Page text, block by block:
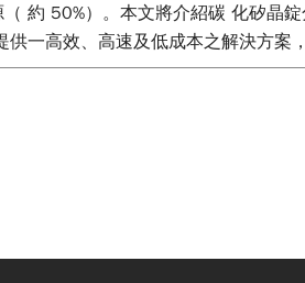
約 50%）。本文將介紹碳 化矽晶
一高效、高速及低成本之解決方案